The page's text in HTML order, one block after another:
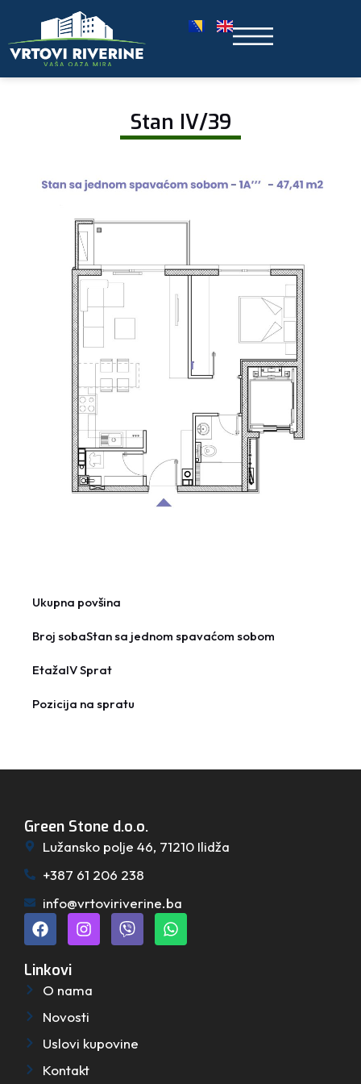
Stan IV/39
Ukupna povšina
Broj sobaStan sa jednom spavaćom sobom
EtažaIV Sprat
Pozicija na spratu
Green Stone d.o.o.
Lužansko polje 46, 71210 Ilidža
+387 61 206 238
info@vrtoviriverine.ba
Linkovi
O nama
Novosti
Uslovi kupovine
Kontakt